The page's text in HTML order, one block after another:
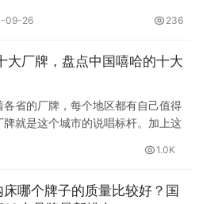
09-26 236
大厂牌，盘点中国嘻哈的十大
省的厂牌，每个地区都有自己值得
就是这个城市的说唱标杆。加上这
1.0K
床哪个牌子的质量比较好？国